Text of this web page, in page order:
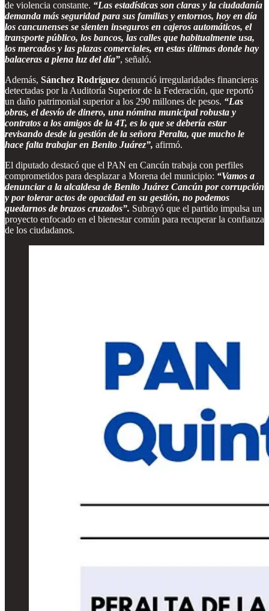
de violencia constante. “Las estadísticas son claras y la ciudadanía
demanda más seguridad para sus familias y entornos, hoy en día
los cancunenses se sienten inseguros en cajeros automáticos, el
transporte público, los bancos, las calles que habitualmente usa,
los mercados y las plazas comerciales, en estas últimas donde hay
balaceras a plena luz del día”, señaló.
Además, Sánchez Rodríguez denunció irregularidades financieras
detectadas por la Auditoría Superior de la Federación, que reportó
un daño patrimonial superior a los 290 millones de pesos. “Las
obras, el desvío de dinero, una nómina municipal robusta y
contratos a los amigos de la 4T, es lo que se debería estar
revisando desde la gestión de la señora Peralta, que mucho le
hace falta trabajar en Benito Juárez”, afirmó.
El diputado destacó que el PAN en Cancún trabaja con perfiles
comprometidos para desplazar a Morena del municipio: “Vamos a
denunciar a la alcaldesa de Benito Juárez Cancún por corrupción
y por tolerar actos de opacidad en su gestión, no podemos
quedarnos de brazos cruzados”. Subrayó que el partido impulsa un
proyecto enfocado en el bienestar común para recuperar la confianza
de los ciudadanos.